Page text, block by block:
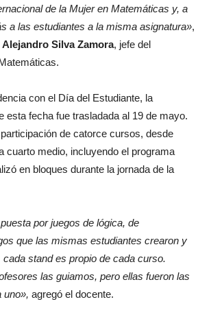
de la Mujer en Matemáticas y, a
a las estudiantes a la misma asignatura»,
Alejandro Silva Zamora, jefe del
con el Día del Estudiante, la
esta fecha fue trasladada al 19 de mayo.
de catorce cursos, desde
cuarto medio, incluyendo el programa
en bloques durante la jornada de la
por juegos de lógica, de
que las mismas estudiantes crearon y
stand es propio de cada curso.
las guiamos, pero ellas fueron las
uno», agregó el docente.